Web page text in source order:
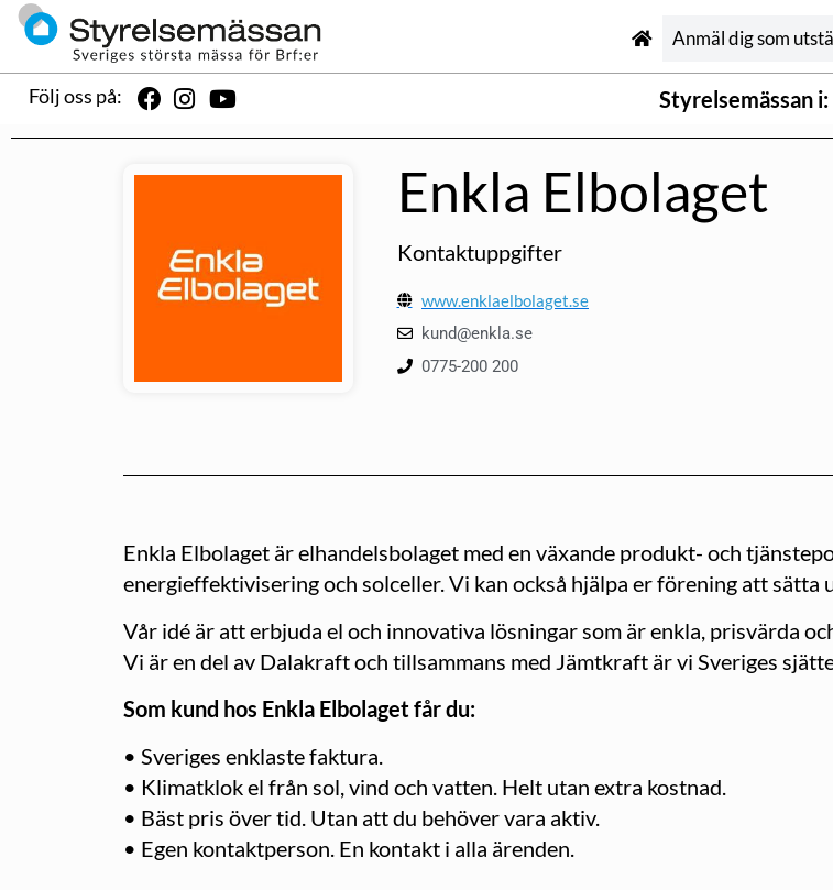
Anmäl dig som
Följ oss på: Styrelsemässan i:
Enkla Elbolaget
Kontaktuppgifter
www.enklaelbolaget.se
kund@enkla.se
0775-200 200
Enkla Elbolaget är elhandelsbolaget med en växande produkt- och
energieffektivisering och solceller. Vi kan också hjälpa er förening att
Vår idé är att erbjuda el och innovativa lösningar som är enkla, prisvärda
Vi är en del av Dalakraft och tillsammans med Jämtkraft är vi Sveriges
Som kund hos Enkla Elbolaget får du:
• Sveriges enklaste faktura.
• Klimatklok el från sol, vind och vatten. Helt utan extra kostnad.
• Bäst pris över tid. Utan att du behöver vara aktiv.
• Egen kontaktperson. En kontakt i alla ärenden.